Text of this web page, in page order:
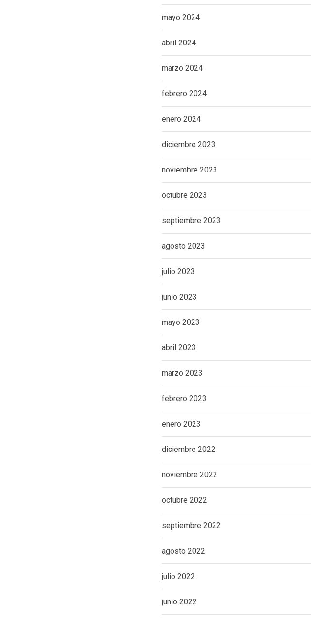
mayo 2024
abril 2024
marzo 2024
febrero 2024
enero 2024
diciembre 2023
noviembre 2023
octubre 2023
septiembre 2023
agosto 2023
julio 2023
junio 2023
mayo 2023
abril 2023
marzo 2023
febrero 2023
enero 2023
diciembre 2022
noviembre 2022
octubre 2022
septiembre 2022
agosto 2022
julio 2022
junio 2022